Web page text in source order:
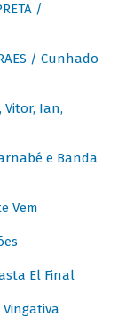
/
/ Cunhado
Vitor, Ian,
e Banda
Vem
El Final
Vingativa